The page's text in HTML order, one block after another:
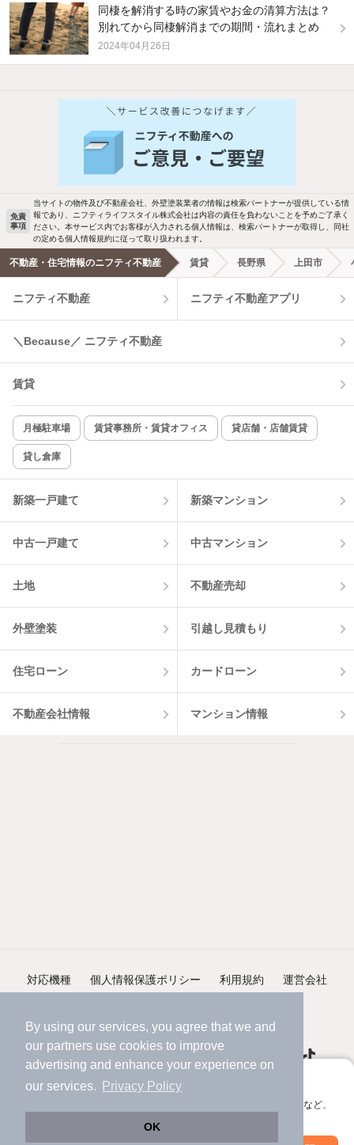
By using our services, you agree that we and
our partners use cookies to improve
advertising and enhance your experience on
our services.
Privacy Policy
OK
アプリに切り替えて、サクサクお部屋探し
会員登録なしですぐ使える。マップ検索やお気に入り保存など、
同棲を解消する時の家賃やお金の清算方法は？
別れてから同棲解消までの期間・流れまとめ
2024年04月26日
他の人はこんな条件で絞り込んでいます！
バス・トイレ別 2階以上
洗濯機置場あり 独立洗面台
エアコンあり 都市ガス
温水洗浄便座 オートロック
コンロ2口以上
新着のみ インターネット無料
該当件数:
物件一覧に反映
新着物件メール通知
ご希望の条件の物件が見つかり次第、メ
新着メール通知を受け取る
免責
事項
当サイトの物件及び不動産会社、外壁塗装業者の情報は検索パートナーが提供している情
報であり、ニフティライフスタイル株式会社は内容の責任を負わないことを予めご了承く
ださい。本サービス内でお客様が入力される個人情報は、検索パートナーが取得し、同社
の定める個人情報規約に従って取り扱われます。
不動産・住宅情報のニフティ不動産 賃貸 長野県 上田市
ニフティ不動産 ニフティ不動産アプリ
＼Because／ ニフティ不動産
賃貸
月極駐車場 賃貸事務所・賃貸オフィス 貸店舗・店舗賃貸
貸し倉庫
新築一戸建て 新築マンション
中古一戸建て 中古マンション
土地 不動産売却
外壁塗装 引越し見積もり
住宅ローン カードローン
不動産会社情報 マンション情報
対応機種 個人情報保護ポリシー 利用規約 運営会社
©NIFTY Lifestyle Co., Ltd.